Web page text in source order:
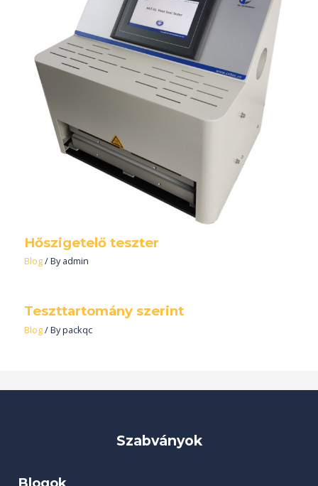
Hőszigetelő teszter
Blog/ Byadmin
Teszttartomány szerint
Blog/ Bypackqc
Szabványok